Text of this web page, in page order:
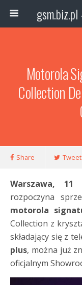
Motorola
Collection
Share Tweet
Warszawa,
rozpoczyna
motorola
Collection z
składający się z
plus, można już
oficjalnym